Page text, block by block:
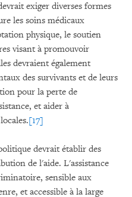
exiger diverses formes
les soins médicaux
physique, le soutien
visant à promouvoir
devraient également
des survivants et de leurs
pour la perte de
et aider à
[17]
devrait établir des
de l'aide. L'assistance
sensible aux
et accessible à la large